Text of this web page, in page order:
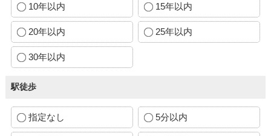
10年以内 15年以内
20年以内 25年以内
30年以内
駅徒歩
指定なし 5分以内